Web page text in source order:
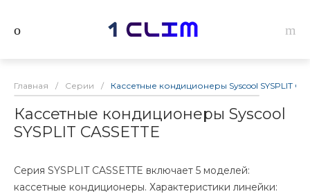
Главная / Серии / Кассетные кондиционеры Syscool SYSPLIT
Кассетные кондиционеры Syscool
SYSPLIT CASSETTE
Серия SYSPLIT CASSETTE включает 5 моделей:
кассетные кондиционеры. Характеристики линейки: